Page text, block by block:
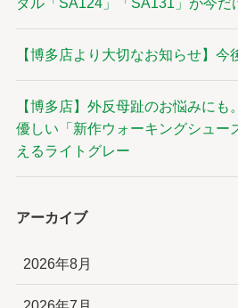
【博多店より大切なお知らせ】今
【博多店】外反母趾のお悩みにも
優しい「新作ウォーキングシュー
えるライトグレー
アーカイブ
2026年8月